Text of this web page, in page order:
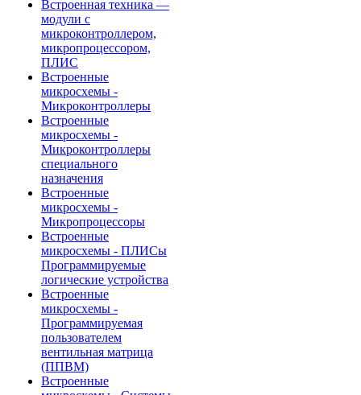
Встроенная техника —
модули с
микроконтроллером,
микропроцессором,
ПЛИС
Встроенные
микросхемы -
Микроконтроллеры
Встроенные
микросхемы -
Микроконтроллеры
специального
назначения
Встроенные
микросхемы -
Микропроцессоры
Встроенные
микросхемы - ПЛИСы
Программируемые
логические устройства
Встроенные
микросхемы -
Программируемая
пользователем
вентильная матрица
(ППВМ)
Встроенные